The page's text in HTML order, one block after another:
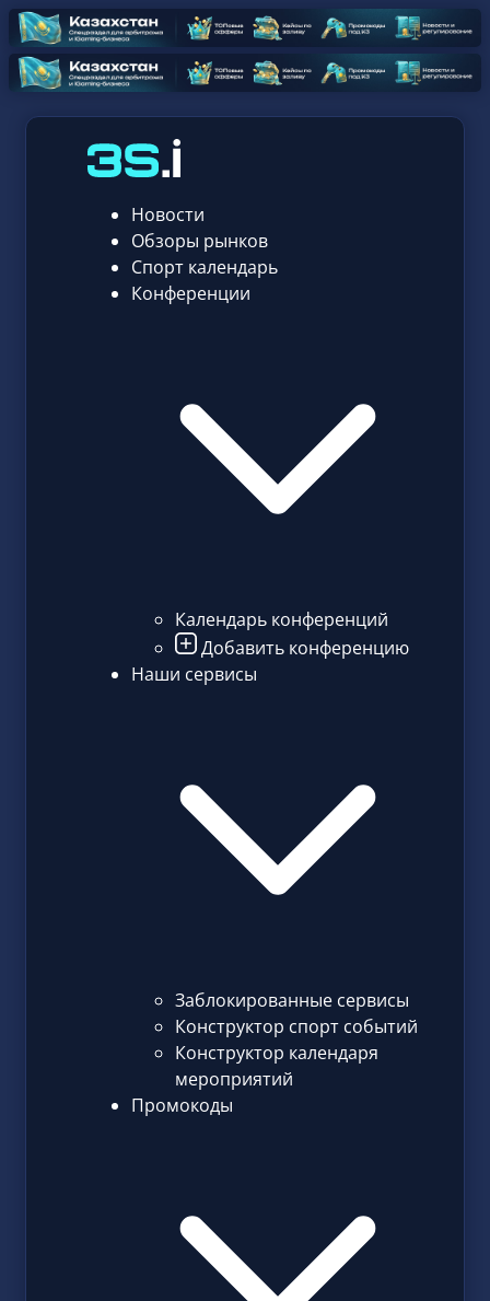
Новости
Обзоры рынков
Спорт календарь
Конференции
Календарь конференций
Добавить конференцию
Наши сервисы
Заблокированные сервисы
Конструктор спорт событий
Конструктор календаря
мероприятий
Промокоды